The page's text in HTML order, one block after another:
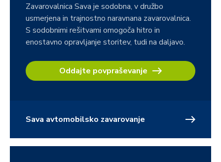
Zavarovalnica Sava je sodobna, v družbo
usmerjena in trajnostno naravnana zavarovalnica.
S sodobnimi rešitvami omogoča hitro in
enostavno opravljanje storitev, tudi na daljavo.
Oddajte povpraševanje
Sava avtomobilsko zavarovanje